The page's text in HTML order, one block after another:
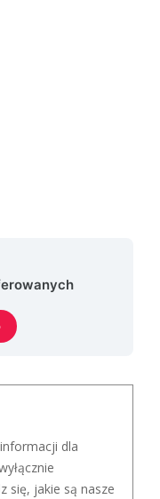
dla
się, jakie są nasze